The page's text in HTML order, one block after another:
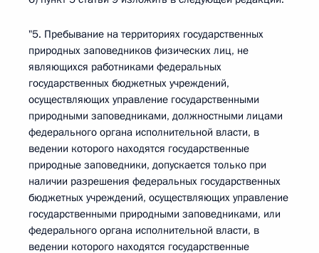
"5. Пребывание на территориях государственных
природных заповедников физических лиц, не
являющихся работниками федеральных
государственных бюджетных учреждений,
осуществляющих управление государственными
природными заповедниками, должностными лицами
федерального органа исполнительной власти, в
ведении которого находятся государственные
природные заповедники, допускается только при
наличии разрешения федеральных государственных
бюджетных учреждений, осуществляющих управление
государственными природными заповедниками, или
федерального органа исполнительной власти, в
ведении которого находятся государственные